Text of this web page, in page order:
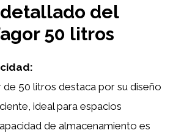
del
50 litros
de 50 litros destaca por su diseño
ideal para espacios
de almacenamiento es